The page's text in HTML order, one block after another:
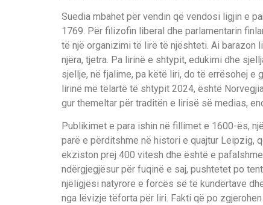
Suedia mbahet për vendin që vendosi ligjin e
1769. Për filizofin liberal dhe parlamentarin
të një organizimi të lirë të njështeti. Ai barazon
njëra, tjetra. Pa lirinë e shtypit, edukimi dhe
sjellje, në fjalime, pa këtë liri, do të errësohej e
lirinë më tëlartë të shtypit 2024, është
gur themeltar për traditën e lirisë së medias,
Publikimet e para ishin në fillimet e 1600-ës, një
parë e përditshme në histori e quajtur Leipzig, q
ekziston prej 400 vitesh dhe është e
ndërgjegjësur për fuqinë e saj, pushtetet po
një ligjësi natyrore e forcës së të kundërtave
nga l ëvizje tëforta për liri. Fakti që po